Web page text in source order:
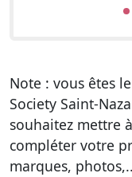
Note : vous êtes
Society Saint-
souhaitez mettre
compléter votre
marques,